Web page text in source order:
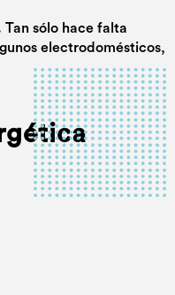
Tan sólo hace falta
electrodomésticos,